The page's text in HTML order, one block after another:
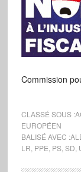
Commission
CLASSÉ SOUS :
EUROPÉEN
BALISÉ AVEC :
LR PPE PS, SD